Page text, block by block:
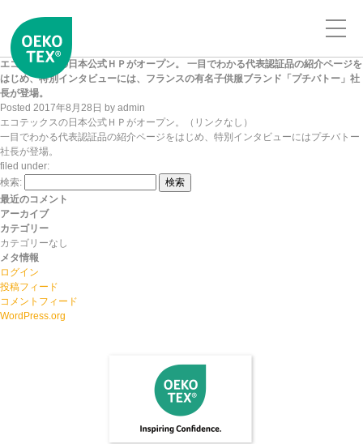
エコテックスの日本公式ＨＰがオープン。 一目でわかる代表認証品の紹介ページを
はじめ、特別インタビューには、フランスの有名子供服ブランド「プチバトー」社
長が登場。
Posted 2017年8月28日 by admin
エコテックスの日本公式ＨＰがオープン。（リンクなし）
一目でわかる代表認証品の紹介ページをはじめ、特別インタビューにはプチバトー
社長が登場。
filed under:
検索:
検索
最近のコメント
アーカイブ
カテゴリー
カテゴリーなし
メタ情報
ログイン
投稿フィード
コメントフィード
WordPress.org